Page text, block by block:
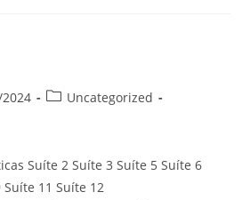
Categoria
Uncategorized
Suíte 2 Suíte 3 Suíte 5 Suíte 6
11 Suíte 12